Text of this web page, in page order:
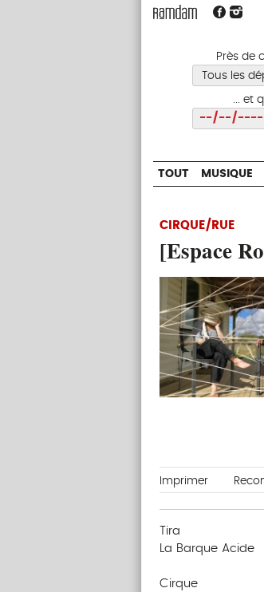
Près de
... et
TOUT MUSIQUE
CIRQUE/RUE
[Espace
Imprimer
Tira
La Barque Acide
Cirque